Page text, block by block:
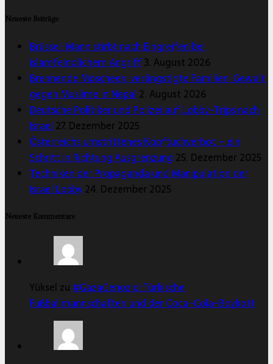
Neueste Beiträge
Brüssel: Mann stirbt nach Eingreifen bei
islamfeindlichem Angriff3. August 2026
Brennende Moscheen, verängstigte Familien: Gewalt
gegen Muslime in Nepal 2. August 2026
Deutsche Politiker und Polizei auf Lobby-Trips nach
Israel 27. Dezember 2025
Österreichs umstrittenes Kopftuchverbot – ein
Schritt in Richtung Ausgrenzung 25. Dezember 2025
Techniken der Propaganda und Manipulation der
Israel Lobby24. Dezember 2025
Neueste Kommentare
Yüksel zu#GazaGenozid: Türkische
Fußballmannschaften und der Coca-Cola-Boykott